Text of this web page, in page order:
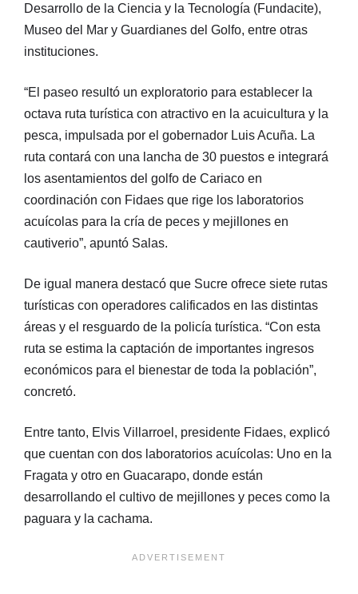
Desarrollo de la Ciencia y la Tecnología (Fundacite),
Museo del Mar y Guardianes del Golfo, entre otras
instituciones.
“El paseo resultó un exploratorio para establecer la
octava ruta turística con atractivo en la acuicultura y la
pesca, impulsada por el gobernador Luis Acuña. La
ruta contará con una lancha de 30 puestos e integrará
los asentamientos del golfo de Cariaco en
coordinación con Fidaes que rige los laboratorios
acuícolas para la cría de peces y mejillones en
cautiverio”, apuntó Salas.
De igual manera destacó que Sucre ofrece siete rutas
turísticas con operadores calificados en las distintas
áreas y el resguardo de la policía turística. “Con esta
ruta se estima la captación de importantes ingresos
económicos para el bienestar de toda la población”,
concretó.
Entre tanto, Elvis Villarroel, presidente Fidaes, explicó
que cuentan con dos laboratorios acuícolas: Uno en la
Fragata y otro en Guacarapo, donde están
desarrollando el cultivo de mejillones y peces como la
paguara y la cachama.